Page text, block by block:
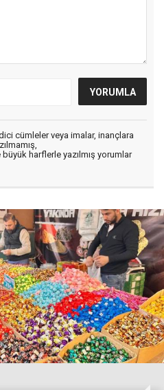
cümleler veya imalar, inançlara
harflerle yazılmış yorumlar